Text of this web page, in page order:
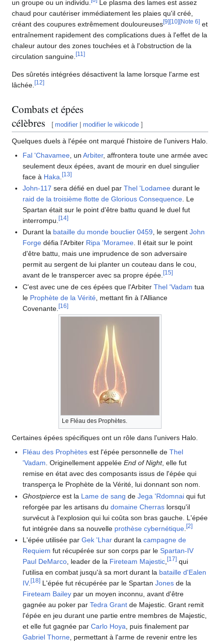
un groupe ou un individu.
Le plasma des lames est assez
chaud pour cautériser immédiatement les plaies qu'il créé,
créant des coupures extrêmement douloureuses[9][10][Note 6] et
entraînement rapidement des complications dues à l'effet de la
chaleur autour des zones touchées et à l'obstruction de la
circulation sanguine. [11 ]
Des sûretés intégrées désactivent la lame lorsque l'arme est
lâchée. [12]
Combats et épées
célèbres
[ modifier |modifier le wikicode ]
Quelques duels à l'épée ont marqué l'histoire de l'univers Halo.
Fal 'Chavamee , unArbiter, affrontera toute une armée avec
seulement deux épées, avant de mourir en duel singulier
face à Haka .[13]
John-117 sera défié en duel parThel 'Lodamee durant le
raid de la troisième flotte de Glorious Consequence . Le
Spartan était sur le point d'être battu quand le duel fut
interrompu.[14]
Durant la bataille du monde bouclier 0459, le sergentJohn
Forge défia l'Arbiter Ripa 'Moramee. Il était sur le point
d'être battu, mais une imprudence de son adversaire
permit au sergent de lui planter un couteau dans le cou,
avant de le transpercer avec sa propre épée.[15]
C'est avec une de ces épées que l'ArbiterThel 'Vadam tua
le Prophète de la Vérité , mettant fin à l'Alliance
Covenante.[16]
Le Fléau des Prophètes.
Certaines épées spécifiques ont un rôle dans l'univers Halo.
Fléau des Prophètes est l'épée personnelle deThel
'Vadam. Originellement appeléeEnd of Night, elle fut
remise en état avec des composants issus de l'épée qui
transperça le Prophète de la Vérité, lui donnant son nom.
Ghostpierce est la Lame de sang deJega 'Rdomnai qui fut
reforgée par les artisans dudomaine Cherras lorsqu'il
survécut à l'explosion qui lui coûta son bras gauche. L'épée
fut intégrée dans sa nouvelle prothèse cybernétique .[2]
L'épée utilisée parGek 'Lhar durant lacampagne de
Requiem fut récupérée sur son corps par leSpartan-IV
Paul DeMarco , leader de la Fireteam Majestic ,[17] qui
l'utilisa en combat jusqu'à sa mort durant la bataille d'Ealen
IV.[18] L'épée fut récupérée par le SpartanJones de la
Fireteam Bailey par un moyen inconnu, avant d'être
gagnée au poker parTedra Grant de Majestic. Grant remit
l'épée en jeu durant une partie entre membres de Majestic,
et elle fut gagnée parCarlo Hoya , puis finalement par
Gabriel Thorne , permettant à l'arme de revenir entre les